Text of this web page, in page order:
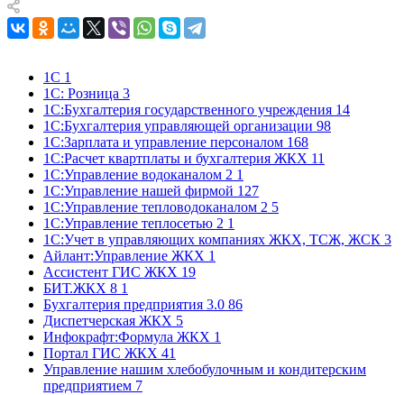
1С 1
1С: Розница 3
1С:Бухгалтерия государственного учреждения 14
1С:Бухгалтерия управляющей организации 98
1С:Зарплата и управление персоналом 168
1С:Расчет квартплаты и бухгалтерия ЖКХ 11
1С:Управление водоканалом 2 1
1С:Управление нашей фирмой 127
1С:Управление тепловодоканалом 2 5
1С:Управление теплосетью 2 1
1С:Учет в управляющих компаниях ЖКХ, ТСЖ, ЖСК 3
Айлант:Управление ЖКХ 1
Ассистент ГИС ЖКХ 19
БИТ.ЖКХ 8 1
Бухгалтерия предприятия 3.0 86
Диспетчерская ЖКХ 5
Инфокрафт:Формула ЖКХ 1
Портал ГИС ЖКХ 41
Управление нашим хлебобулочным и кондитерским
предприятием 7